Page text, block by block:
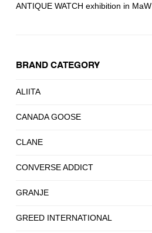
ANTIQUE WATCH exhibition in MaW
BRAND CATEGORY
ALIITA
CANADA GOOSE
CLANE
CONVERSE ADDICT
GRANJE
GREED INTERNATIONAL